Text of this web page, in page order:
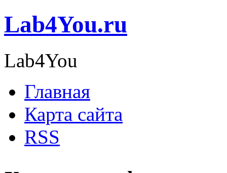
Lab4You.ru
Lab4You
Главная
Карта сайта
RSS